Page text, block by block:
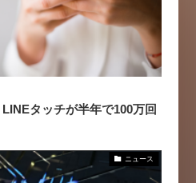
タッチが半年で100万回
ニュース